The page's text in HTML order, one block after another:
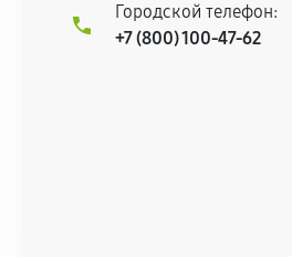
Городской телефон:
+7 (800) 100-47-62